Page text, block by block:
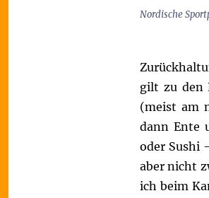
Nordische
gilt zu den
(meist am
dann Ente
oder Sushi
aber nicht
ich beim